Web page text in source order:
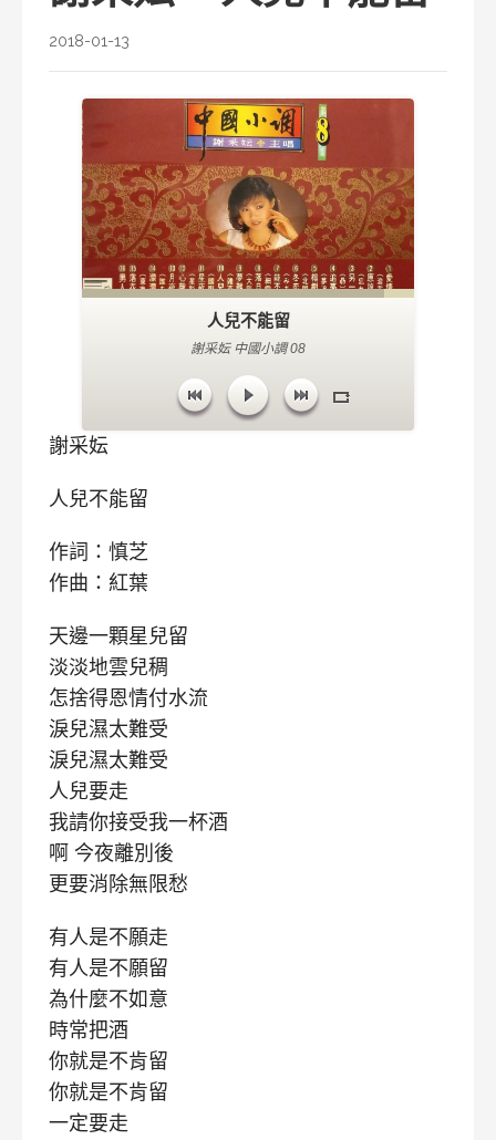
2018-01-13
人兒不能留
謝采妘 中國小調 08
謝采妘
人兒不能留
作詞：慎芝
作曲：紅葉
天邊一顆星兒留
淡淡地雲兒稠
怎捨得恩情付水流
淚兒濕太難受
淚兒濕太難受
人兒要走
我請你接受我一杯酒
啊 今夜離別後
更要消除無限愁
有人是不願走
有人是不願留
為什麼不如意
時常把酒
你就是不肯留
你就是不肯留
一定要走